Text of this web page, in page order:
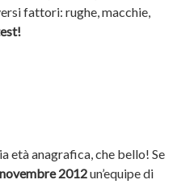
fattori: rughe, macchie,
età anagrafica, che bello! Se
2012un’equipe di